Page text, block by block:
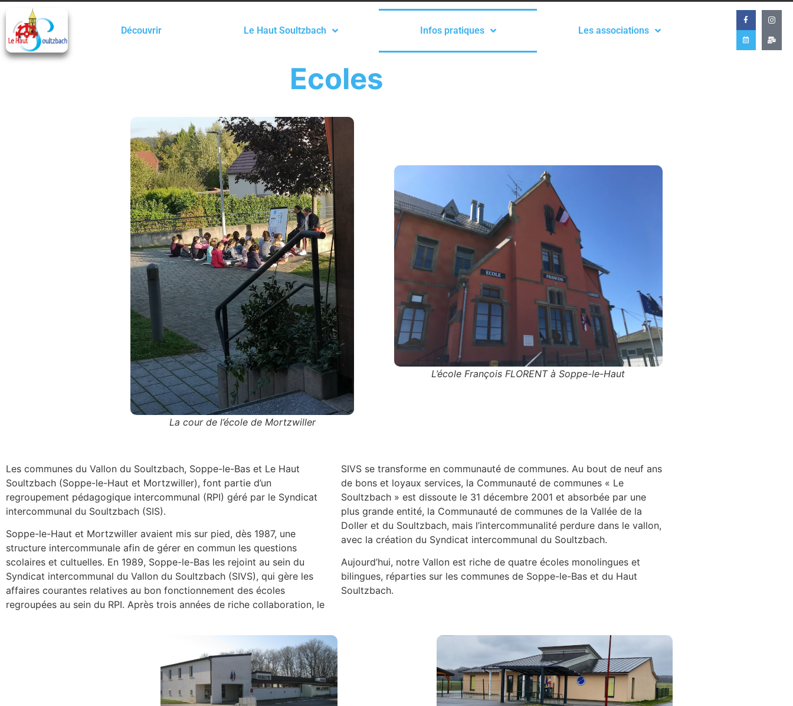
Découvrir Le Haut Soultzbach Infos pratiques Les associations
Ecoles
La cour de l’école de Mortzwiller
L’école François FLORENT à Soppe-le-Haut
Les communes du Vallon du Soultzbach, Soppe-le-Bas et Le Haut
Soultzbach (Soppe-le-Haut et Mortzwiller), font partie d’un
regroupement pédagogique intercommunal (RPI) géré par le Syndicat
intercommunal du Soultzbach (SIS).
Soppe-le-Haut et Mortzwiller avaient mis sur pied, dès 1987, une
structure intercommunale afin de gérer en commun les questions
scolaires et cultuelles. En 1989, Soppe-le-Bas les rejoint au sein du
Syndicat intercommunal du Vallon du Soultzbach (SIVS), qui gère les
affaires courantes relatives au bon fonctionnement des écoles
regroupées au sein du RPI. Après trois années de riche collaboration, le
SIVS se transforme en communauté de communes. Au bout de neuf ans
de bons et loyaux services, la Communauté de communes « Le
Soultzbach » est dissoute le 31 décembre 2001 et absorbée par une
plus grande entité, la Communauté de communes de la Vallée de la
Doller et du Soultzbach, mais l’intercommunalité perdure dans le vallon,
avec la création du Syndicat intercommunal du Soultzbach.
Aujourd’hui, notre Vallon est riche de quatre écoles monolingues et
bilingues, réparties sur les communes de Soppe-le-Bas et du Haut
Soultzbach.